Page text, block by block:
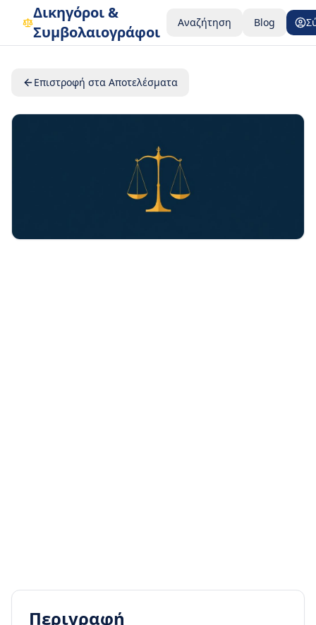
Δικηγόροι &
Συμβολαιογράφοι
Αναζήτηση Blog
Επιστροφή στα Αποτελέσματα
Περιγραφή